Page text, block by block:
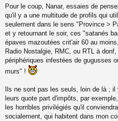
s
a
g
e
n
o
n
l
u
Pour le coup, Nanar, essaies de
qu'il y a une multitude de profils qui
seulement dans le sens "Province >
et y retournant le soir, ces "satanés
épaves mazoutées crit'air 60 au
Radio Nostalgie, RMC, ou RTL à
périphériques infestées de gugusses
murs" !
Ils ne sont pas les seuls, loin de là ;
leurs quote part d'impôts, par
les horribles privilégiés qu'il
socialement, qui habitent dans mon